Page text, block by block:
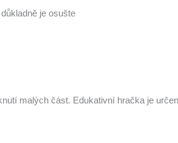
je osušte
malých část. Edukativní hračka je